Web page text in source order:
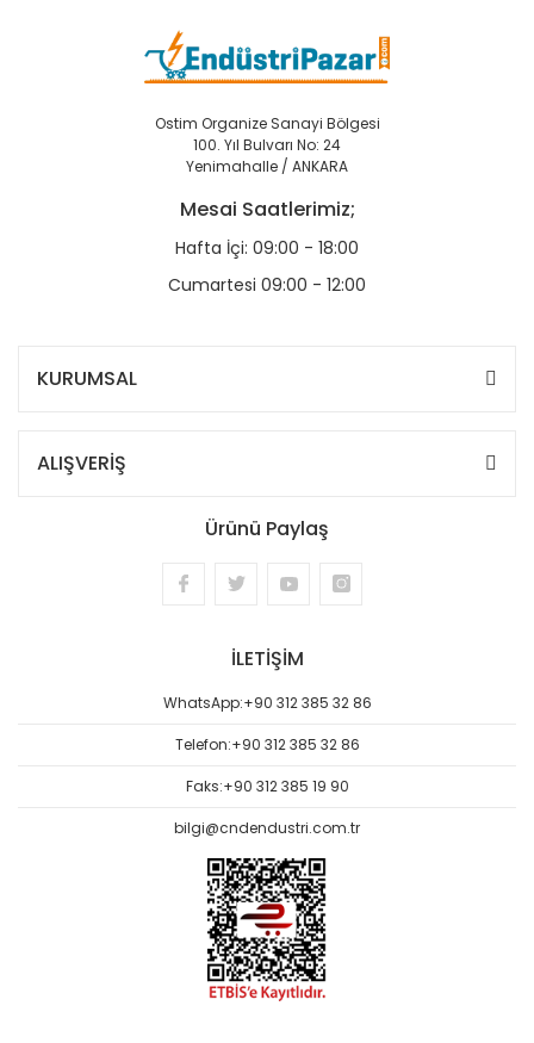
Ostim Organize Sanayi Bölgesi
100. Yıl Bulvarı No: 24
Yenimahalle / ANKARA
Mesai Saatlerimiz;
Hafta İçi: 09:00 - 18:00
Cumartesi 09:00 - 12:00
KURUMSAL
ALIŞVERİŞ
Ürünü Paylaş
İLETİŞİM
WhatsApp:+90 312 385 32 86
Telefon:+90 312 385 32 86
Faks:+90 312 385 19 90
bilgi@cndendustri.com.tr